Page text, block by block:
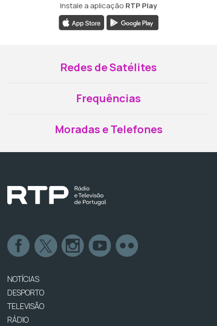
Instale a aplicação RTP Play
Redes de Satélites
Frequências
Moradas e Telefones
NOTÍCIAS
DESPORTO
TELEVISÃO
RÁDIO